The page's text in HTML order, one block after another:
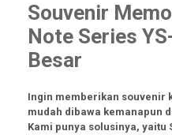
Souvenir
Note Series
Besar
Ingin memberikan souvenir
mudah dibawa kemanapun
Kami punya solusinya, yaitu